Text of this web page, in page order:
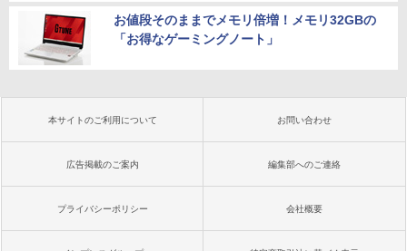
お値段そのままでメモリ倍増！メモリ32GBの
「お得なゲーミングノート」
本サイトのご利用について お問い合わせ
広告掲載のご案内 編集部へのご連絡
プライバシーポリシー 会社概要